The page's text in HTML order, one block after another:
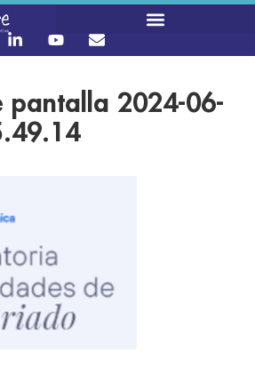
pantalla 2024-06-